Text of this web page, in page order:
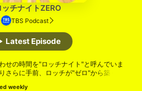
ッチナイトZERO
TBS Podcast
weekly
せの時間を"ロッチナイト"と呼んでいま
さらに手前、ロッチが"ゼロ"から築く時
Latest Episode